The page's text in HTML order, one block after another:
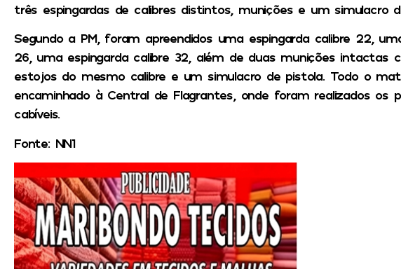
três espingardas de calibres distintos, munições e um simulacro
Segundo a PM, foram apreendidos uma espingarda calibre 22,
26, uma espingarda calibre 32, além de duas munições intactas
estojos do mesmo calibre e um simulacro de pistola. Todo o
encaminhado à Central de Flagrantes, onde foram realizados os
cabíveis.
Fonte: NN1